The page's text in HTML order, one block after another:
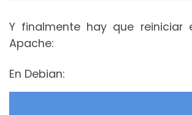
Y finalmente hay que reiniciar
Apache:
En Debian: